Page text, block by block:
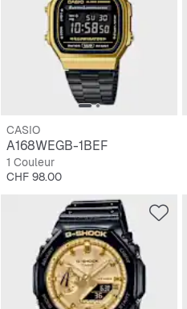
CASIO
A168WEGB-1BEF
1 Couleur
Prix
CHF 98.00